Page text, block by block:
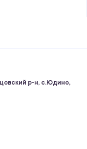
р-н, с.Юдино,